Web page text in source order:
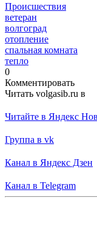
Происшествия
ветеран
волгоград
отопление
спальная комната
тепло
0
Комментировать
Читать volgasib.ru в
Читайте в Яндекс
Группа в vk
Канал в Яндекс Дзен
Канал в Telegram